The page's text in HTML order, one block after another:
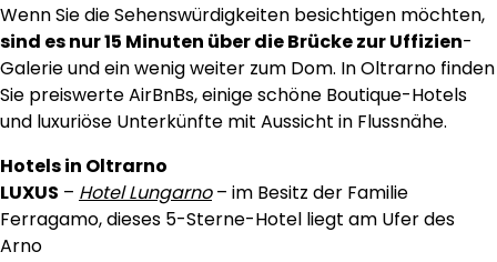
Wenn Sie die Sehenswürdigkeiten besichtigen möchten,
sind es nur 15 Minuten über die Brücke zur Uffizien-
Galerie und ein wenig weiter zum Dom. In Oltrarno finden
Sie preiswerte AirBnBs, einige schöne Boutique-Hotels
und luxuriöse Unterkünfte mit Aussicht in Flussnähe.
Hotels in Oltrarno
LUXUS – Hotel Lungarno– im Besitz der Familie
Ferragamo, dieses 5-Sterne-Hotel liegt am Ufer des
Arno